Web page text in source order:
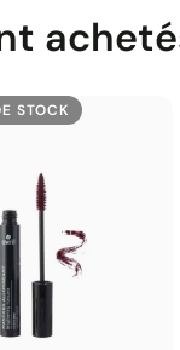
STOCK